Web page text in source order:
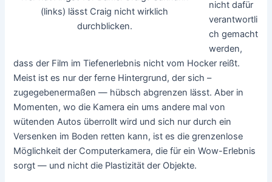
(links) lässt Craig nicht wirklich
durchblicken.
nicht dafür
verantwortli
ch gemacht
werden,
dass der Film im Tiefenerlebnis nicht vom Hocker reißt.
Meist ist es nur der ferne Hintergrund, der sich –
zugegebenermaßen — hübsch abgrenzen lässt. Aber in
Momenten, wo die Kamera ein ums andere mal von
wütenden Autos überrollt wird und sich nur durch ein
Versenken im Boden retten kann, ist es die grenzenlose
Möglichkeit der Computerkamera, die für ein Wow-Erlebnis
sorgt — und nicht die Plastizität der Objekte.